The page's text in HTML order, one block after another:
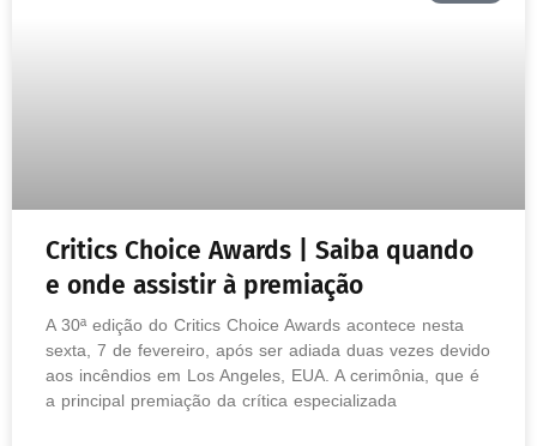
Critics Choice Awards | Saiba quando
e onde assistir à premiação
A 30ª edição do Critics Choice Awards acontece nesta
sexta, 7 de fevereiro, após ser adiada duas vezes devido
aos incêndios em Los Angeles, EUA. A cerimônia, que é
a principal premiação da crítica especializada